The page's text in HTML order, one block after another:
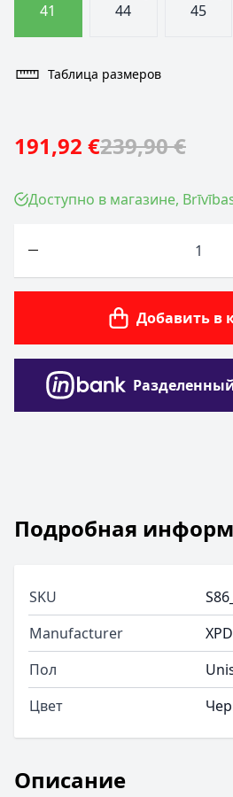
41 44 45
Таблица размеров
191,92 €239,90 €
Доступно в магазине,
Добавить в
Описание
Подробная
SKU
Manufacturer
XPD
Пол
Цвет